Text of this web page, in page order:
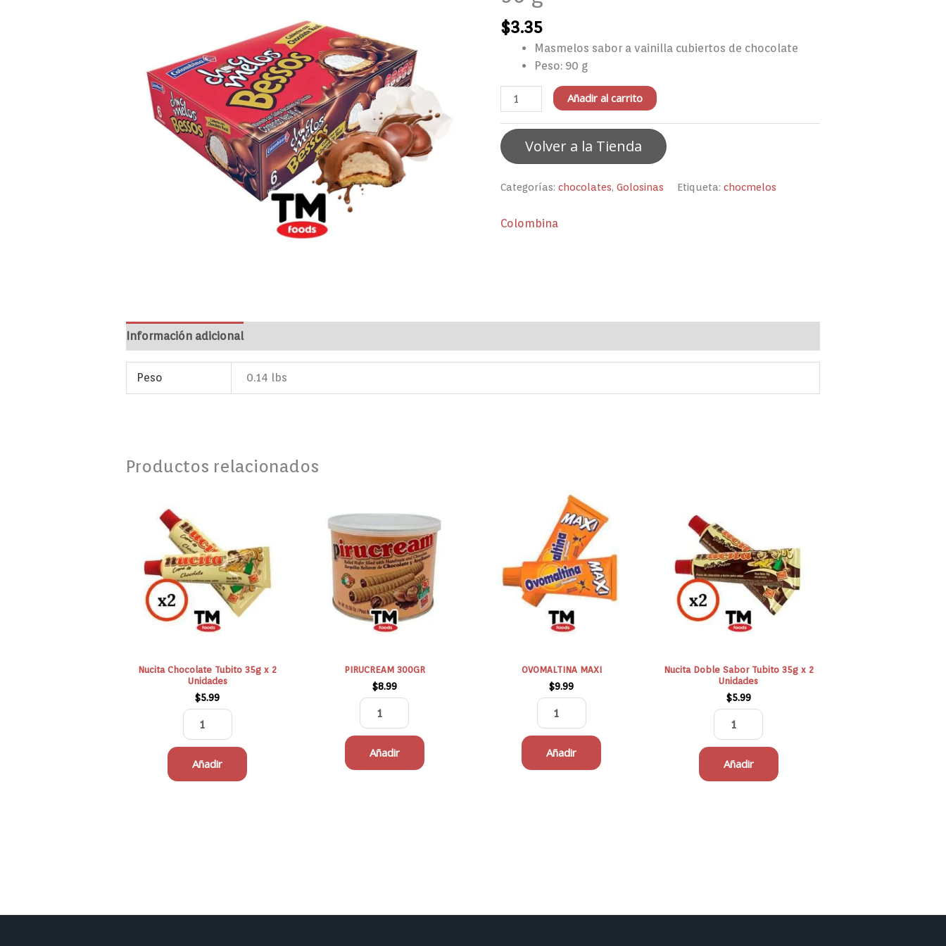
$3.35
Masmelos sabor a vainilla cubiertos de chocolate
Peso: 90 g
cantidad
Añadir al carrito
Volver a la Tienda
Categorías:chocolates,Golosinas Etiqueta:chocmelos
Colombina
Información adicional
Peso 0.14 lbs
Productos relacionados
Nucita Chocolate Tubito 35g x 2
Unidades
$5.99
35g
x
2
Unidades
cantidad
Añadir
PIRUCREAM 300GR
$8.99
300GR
cantidad
Añadir
OVOMALTINA MAXI
$9.99
OVOMALTINA
MAXI
cantidad
Añadir
Nucita Doble Sabor Tubito 35g x 2
Unidades
$5.99
Tubito
35g
x
Unidades
cantidad
Añadir